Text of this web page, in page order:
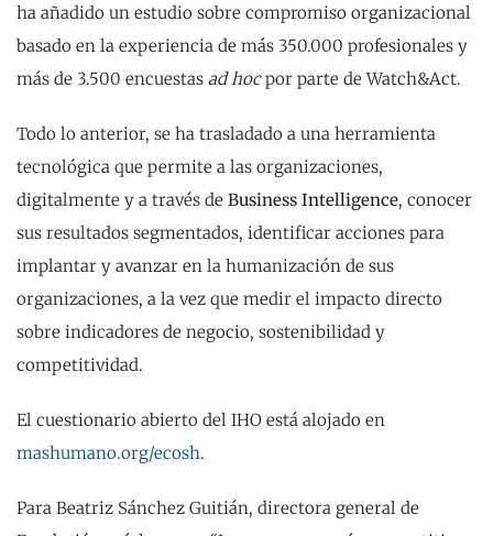
ha añadido un estudio sobre compromiso organizacional
basado en la experiencia de más 350.000 profesionales y
más de 3.500 encuestas ad hocpor parte de Watch&Act.
Todo lo anterior, se ha trasladado a una herramienta
tecnológica que permite a las organizaciones,
digitalmente y a través de Business Intelligence, conocer
sus resultados segmentados, identificar acciones para
implantar y avanzar en la humanización de sus
organizaciones, a la vez que medir el impacto directo
sobre indicadores de negocio, sostenibilidad y
competitividad.
El cuestionario abierto del IHO está alojado en
mashumano.org/ecosh.
Para Beatriz Sánchez Guitián, directora general de